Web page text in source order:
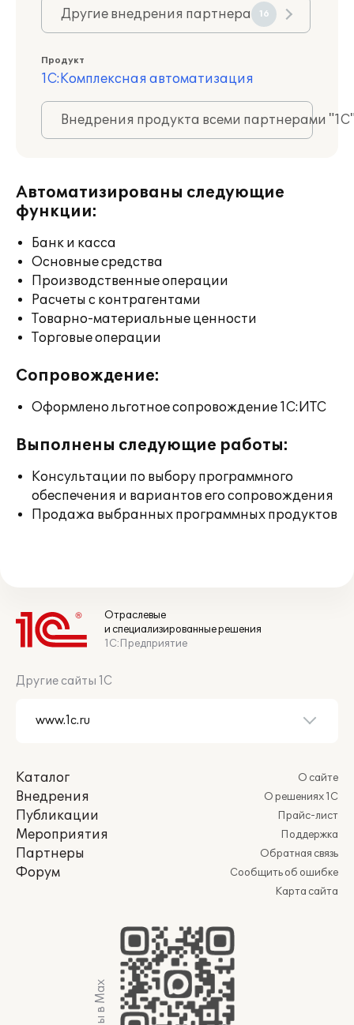
Другие внедрения партнера 16
Продукт
1С:Комплексная автоматизация
Внедрения продукта всеми партнерами
Автоматизированы следующие
функции:
Банк и касса
Основные средства
Производственные операции
Расчеты с контрагентами
Товарно-материальные ценности
Торговые операции
Сопровождение:
Оформлено льготное сопровождение 1С:ИТС
Выполнены следующие работы:
Консультации по выбору программного
обеспечения и вариантов его сопровождения
Продажа выбранных программных продуктов
Отраслевые
и специализированные решения
1С:Предприятие
Другие сайты 1С
Каталог
Внедрения
Публикации
Мероприятия
Партнеры
Форум
О сайте
О решениях 1С
Прайс-лист
Поддержка
Обратная связь
Сообщить об ошибке
Карта сайта
Мы в Max